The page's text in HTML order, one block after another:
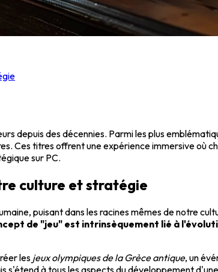
depuis des décennies. Parmi les plus
Ces titres offrent une expérience immersive où
sur PC.
culture et stratégie
puisant dans les racines mêmes de notre
de "jeu" est intrinsèquement lié à
les jeux olympiques de la Grèce antique, un
s'étend à tous les aspects du développement